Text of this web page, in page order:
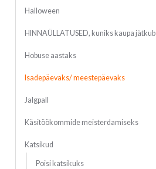
Halloween
HINNAÜLLATUSED, kuniks kaupa jätkub
Hobuse aastaks
Isadepäevaks/ meestepäevaks
Jalgpall
Käsitöökommide meisterdamiseks
Katsikud
Poisi katsikuks